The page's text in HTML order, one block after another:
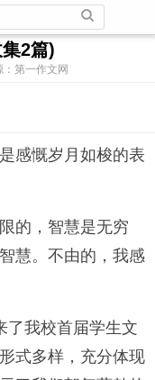
2篇)
第一作文网
感慨岁月如梭的表
的，智慧是无穷
慧。不由的，我感
了我校首届学生文
式多样，充分体现